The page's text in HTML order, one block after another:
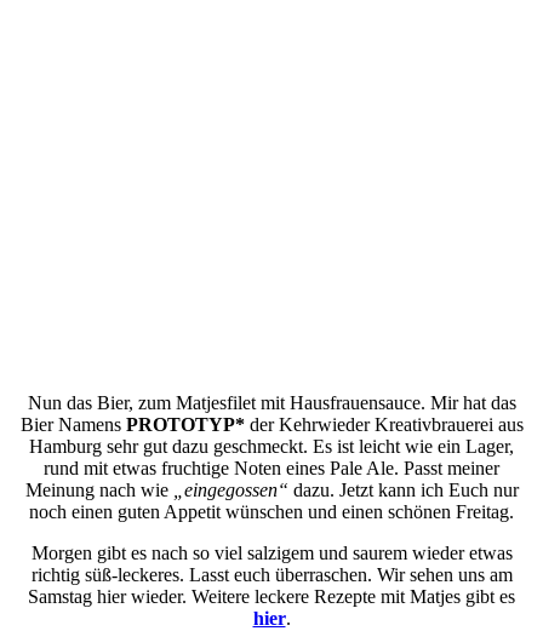
Nun das Bier, zum Matjesfilet mit Hausfrauensauce. Mir hat das
Bier Namens PROTOTYP*der Kehrwieder Kreativbrauerei aus
Hamburg sehr gut dazu geschmeckt. Es ist leicht wie ein Lager,
rund mit etwas fruchtige Noten eines Pale Ale. Passt meiner
Meinung nach wie
„eingegossen“ dazu. Jetzt kann ich Euch nur
noch einen guten Appetit wünschen und einen schönen Freitag.
Morgen gibt es nach so viel salzigem und saurem wieder etwas
richtig süß-leckeres. Lasst euch überraschen. Wir sehen uns am
Samstag hier wieder. Weitere leckere Rezepte mit Matjes gibt es
hier.